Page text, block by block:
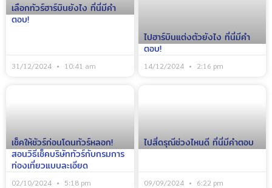
เลือกทัวร์ฮาร์บินยังไง ที่นี่มีคำ
ตอบ!
31/12/2024 10:41 am
ไปฮาร์บินแต่งตัวยังไง ที่นี่มีคำ
ตอบ!
14/12/2024 2:16 pm
เช็คให้ชัวร์ก่อนโดนทัวร์หลอก!
สอนวิธีเช็คบริษัททัวร์กับกรมการ
ท่องเที่ยวแบบละเอียด
02/10/2024 5:18 pm
ไปสี่ดรุณีช่วงไหนดี ที่นี่มีคำตอบ
09/09/2024 6:22 pm